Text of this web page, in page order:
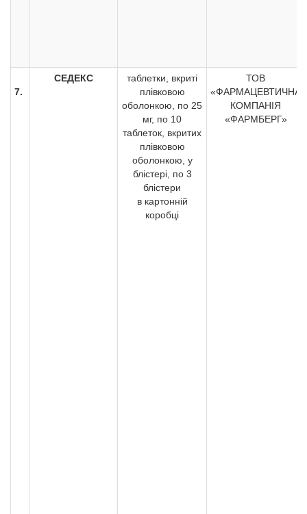
7.
СЕДЕКС
таблетки, вкриті
плівковою
оболонкою, по 25
мг, по 10
таблеток, вкритих
плівковою
оболонкою, у
блістері, по 3
блістери
в картонній
коробці
ТОВ
«ФАРМАЦЕВТИЧНА
КОМПАНІЯ
«ФАРМБЕРГ»